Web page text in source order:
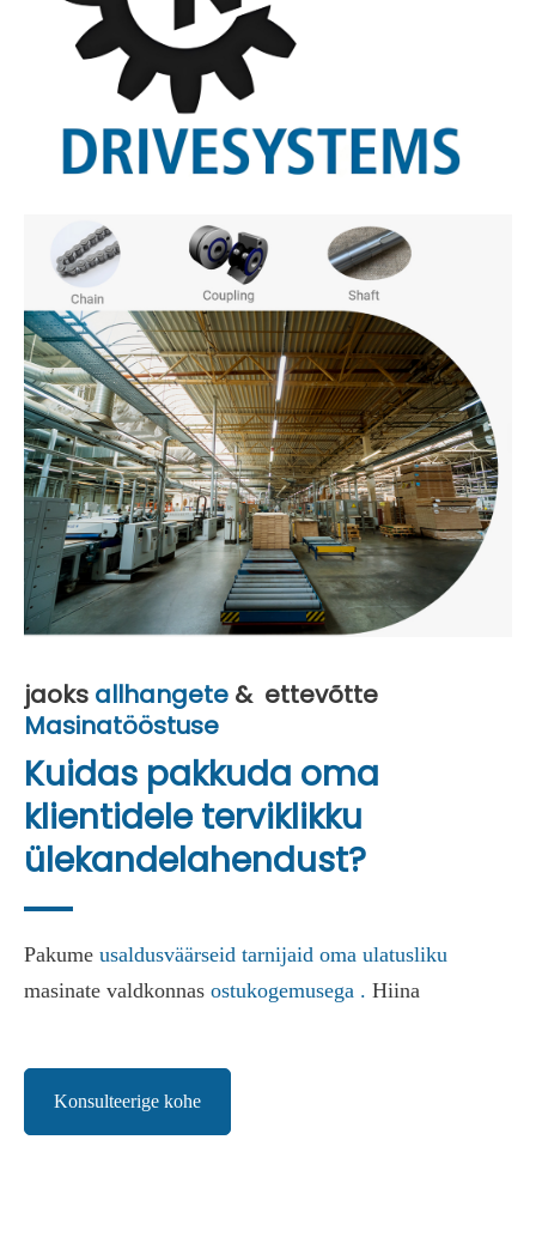
jaoks allhangete & ettevõtte
Masinatööstuse
Kuidas pakkuda oma
klientidele terviklikku
ülekandelahendust?
Pakume usaldusväärseid tarnijaid oma ulatusliku
masinate valdkonnas ostukogemusega . Hiina
Konsulteerige kohe